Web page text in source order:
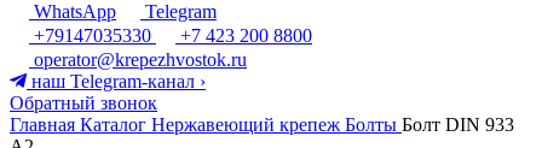
WhatsApp
Telegram
+79147035330
+7 423 200 8800
operator@krepezhvostok.ru
наш Telegram-канал ›
Обратный звонок
Главная Каталог Нержавеющий крепеж Болты Болт DIN 933